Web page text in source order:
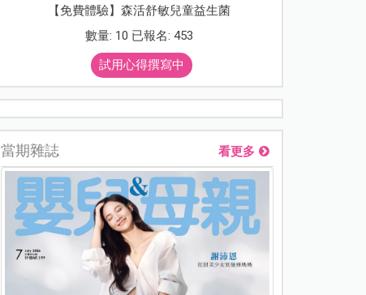
【免費體驗】森活舒敏兒童益生菌
數量: 10 已報名: 453
試用心得撰寫中
當期雜誌 看更多